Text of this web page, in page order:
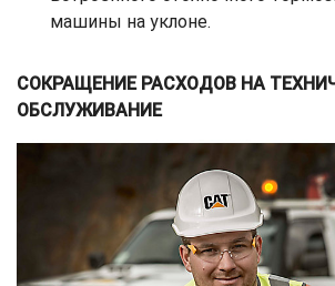
машины на уклоне.
СОКРАЩЕНИЕ РАСХОДОВ НА
ОБСЛУЖИВАНИЕ